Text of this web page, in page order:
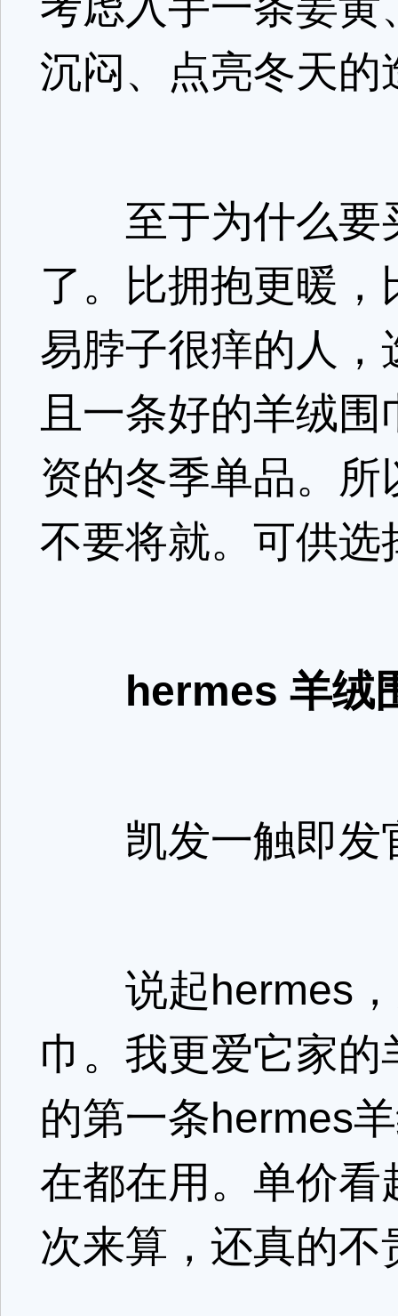
沉闷、点亮冬天
至于为什么要
了。比拥抱更暖
易脖子很痒的人
且一条好的羊绒
资的冬季单品。
不要将就。可供
hermes 羊绒
凯发一触即发
说起hermes，
巾。我更爱它家
的第一条hermes
在都在用。单价
次来算，还真的不